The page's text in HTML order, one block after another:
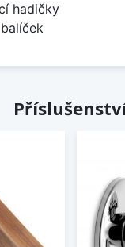
hadičky